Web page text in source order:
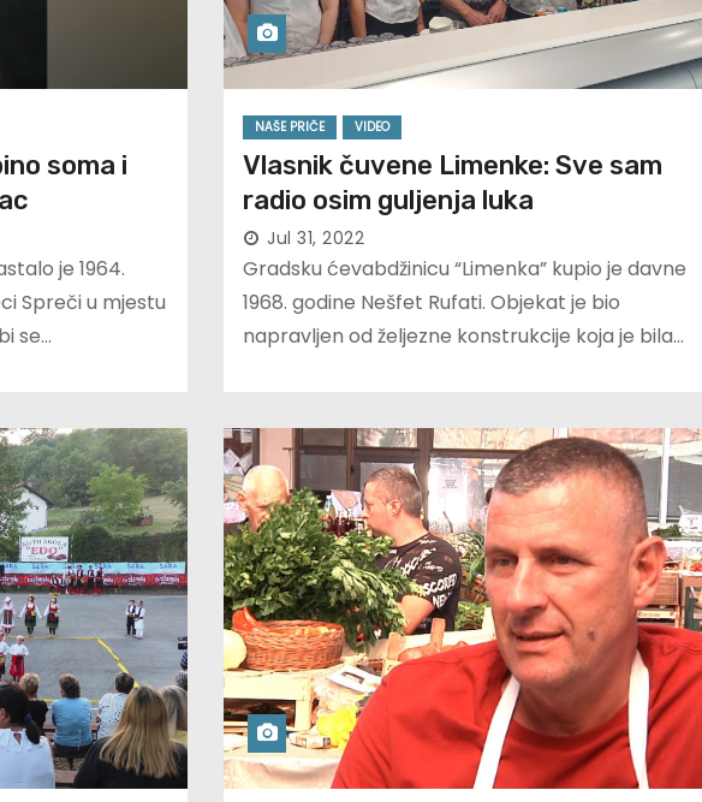
soma i
je 1964.
Spreči u mjestu
se…
NAŠE PRIČE VIDEO
Vlasnik čuvene Limenke: Sve sam
radio osim guljenja luka
Jul 31, 2022
Gradsku ćevabdžinicu “Limenka” kupio je davne
1968. godine Nešfet Rufati. Objekat je bio
napravljen od željezne konstrukcije koja je bila…